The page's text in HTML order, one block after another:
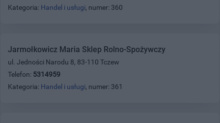
Kategoria: Handel i usługi, numer: 360
Jarmołkowicz Maria Sklep Rolno-Spożywczy
ul. Jedności Narodu 8, 83-110 Tczew
Telefon: 5314959
Kategoria: Handel i usługi, numer: 361